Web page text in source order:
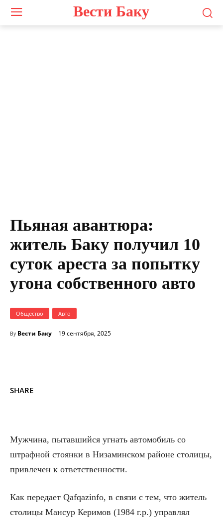
Вести Баку
Пьяная авантюра:
житель Баку получил 10
суток ареста за попытку
угона собственного авто
Общество Авто
By Вести Баку 19 сентября, 2025
SHARE
Мужчина, пытавшийся угнать автомобиль со
штрафной стоянки в Низаминском районе столицы,
привлечен к ответственности.
Как передает Qafqazinfo, в связи с тем, что житель
столицы Мансур Керимов (1984 г.р.) управлял